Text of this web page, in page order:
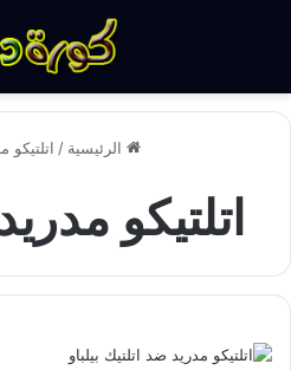
الرئيسية / اتلتيكو
اتلتيكو